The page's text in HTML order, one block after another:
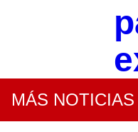
MÁS NOTICIAS